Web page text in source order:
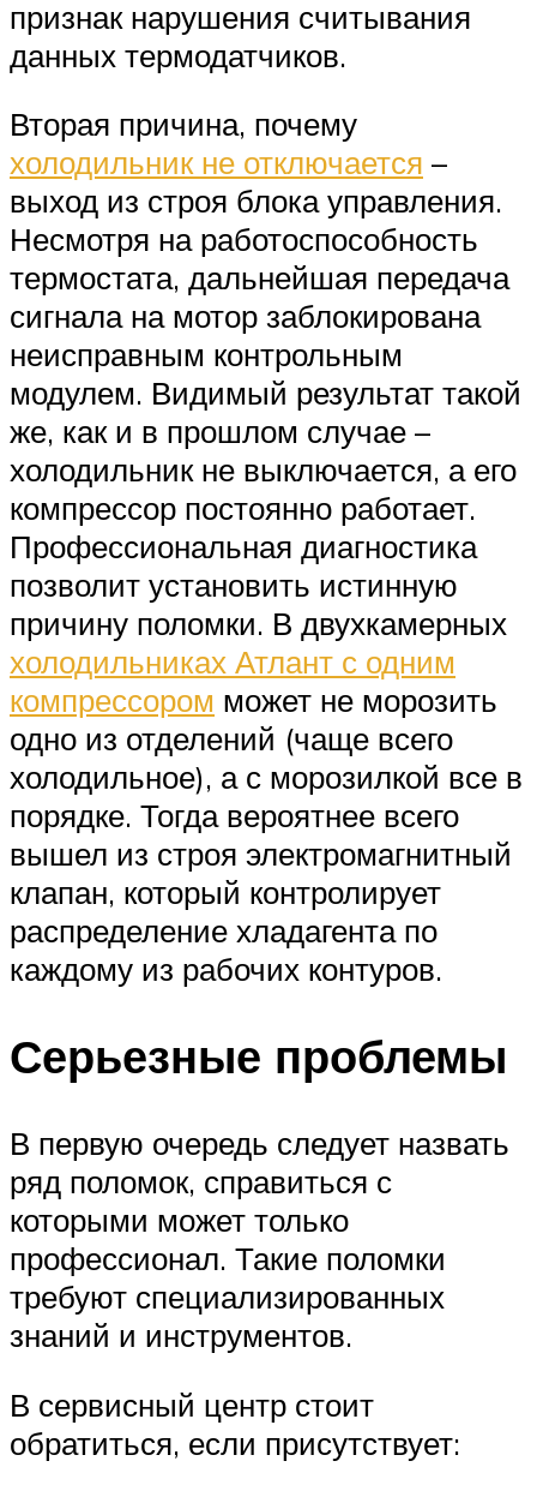
признак нарушения считывания
данных термодатчиков.
Вторая причина, почему
холодильник не отключается –
выход из строя блока управления.
Несмотря на работоспособность
термостата, дальнейшая передача
сигнала на мотор заблокирована
неисправным контрольным
модулем. Видимый результат такой
же, как и в прошлом случае –
холодильник не выключается, а его
компрессор постоянно работает.
Профессиональная диагностика
позволит установить истинную
причину поломки. В двухкамерных
холодильниках Атлант с одним
компрессором может не морозить
одно из отделений (чаще всего
холодильное), а с морозилкой все в
порядке. Тогда вероятнее всего
вышел из строя электромагнитный
клапан, который контролирует
распределение хладагента по
каждому из рабочих контуров.
Серьезные проблемы
В первую очередь следует назвать
ряд поломок, справиться с
которыми может только
профессионал. Такие поломки
требуют специализированных
знаний и инструментов.
В сервисный центр стоит
обратиться, если присутствует: